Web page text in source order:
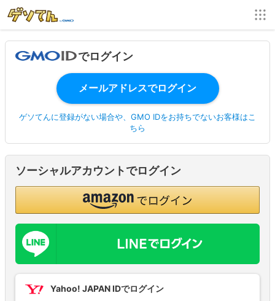
でログイン
ゲソてんに登録がない場合や、GMO IDをお持ちでないお客様はこ
ちら
ソーシャルアカウントでログイン
Yahoo! JAPAN IDでログイン